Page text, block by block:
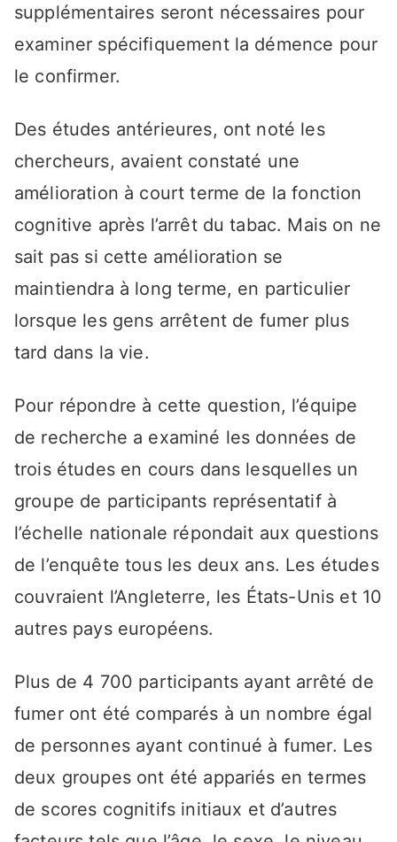
supplémentaires seront nécessaires pour
examiner spécifiquement la démence pour
le confirmer.
Des études antérieures, ont noté les
chercheurs, avaient constaté une
amélioration à court terme de la fonction
cognitive après l’arrêt du tabac. Mais on ne
sait pas si cette amélioration se
maintiendra à long terme, en particulier
lorsque les gens arrêtent de fumer plus
tard dans la vie.
Pour répondre à cette question, l’équipe
de recherche a examiné les données de
trois études en cours dans lesquelles un
groupe de participants représentatif à
l’échelle nationale répondait aux questions
de l’enquête tous les deux ans. Les études
couvraient l’Angleterre, les États-Unis et 10
autres pays européens.
Plus de 4 700 participants ayant arrêté de
fumer ont été comparés à un nombre égal
de personnes ayant continué à fumer. Les
deux groupes ont été appariés en termes
de scores cognitifs initiaux et d’autres